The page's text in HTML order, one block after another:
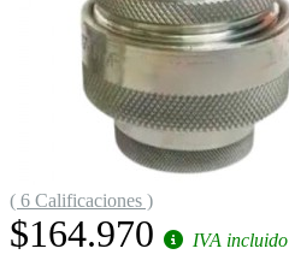
( 6 Calificaciones )
$164.970 IVA incluido